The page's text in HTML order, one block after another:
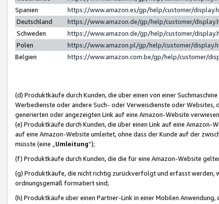
Spanien
https://www.amazon.es/gp/help/customer/
Deutschland
https://www.amazon.de/gp/help/customer/
Schweden
https://www.amazon.de/gp/help/customer/
Polen
https://www.amazon.pl/gp/help/customer/
Belgien
https://www.amazon.com.be/gp/help/customer/
(d) Produktkäufe durch Kunden, die über einen von einer
Werbedienste oder andere Such- oder Verweisdienste oder Websites,
generierten oder angezeigten Link auf eine Amazon-Website
(e) Produktkäufe durch Kunden, die über einen Link auf eine
auf eine Amazon-Website umleitet, ohne dass der Kunde auf der
müsste (eine „ Umleitung“);
(f) Produktkäufe durch Kunden, die die für eine Amazon-Website
(g) Produktkäufe, die nicht richtig zurückverfolgt und erfasst werden,
ordnungsgemäß formatiert sind;
(h) Produktkäufe über einen Partner-Link in einer Mobilen